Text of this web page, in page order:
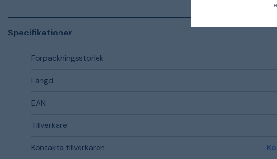
Specifikationer
Förpackningsstorlek
Längd
EAN
Tillverkare
Kontakta tillverkaren